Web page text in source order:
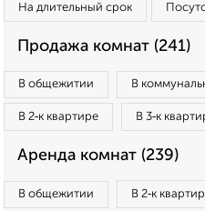
На длительный срок
Продажа комнат (241)
В общежитии В
В 2‑к квартире В 3‑к
Аренда комнат (239)
В общежитии В 2‑к